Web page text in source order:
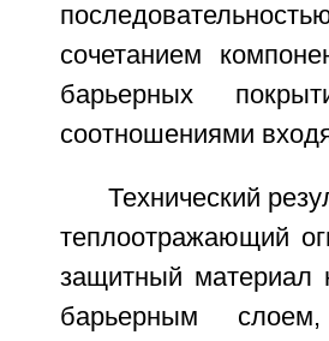
сочетанием
барьерных
соотношениями
Технический
теплоотражающий
защитный материал
барьерным